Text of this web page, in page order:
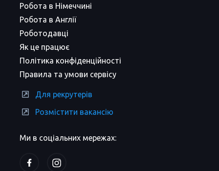
Ми в соціальних мережах:
Робота в Німеччині
Робота в Англії
Роботодавці
Як це працює
Політика конфіденційності
Правила та умови сервісу
Для рекрутерів
Розмістити вакансію